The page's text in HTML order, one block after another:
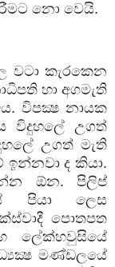
නො වෙයි.
වටා කැරකෙන
හා අගමැති
විපක්‍ෂ නායක
විදුහලේ උගත්
උගත් මැති
ද කියා.
ඕන. පිලිප්
පියා ලෙස
පොතපත
ලේක්හවුසියේ
මණ්ඩලයේ